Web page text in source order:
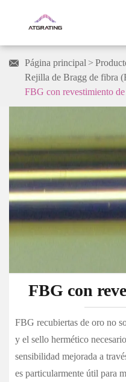
 Página principal
Rejilla de Bragg de fibra
FBG con revestimiento
FBG con
FBG recubiertas de oro no
y el sello hermético
sensibilidad mejorada a
es particularmente útil para